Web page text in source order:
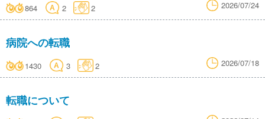
864 2 2 2026/07/24
病院への転職
1430 3 2 2026/07/18
転職について